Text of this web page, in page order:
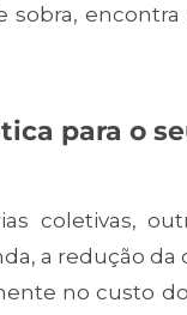
sobra,
para o
coletivas,
a redução
no custo